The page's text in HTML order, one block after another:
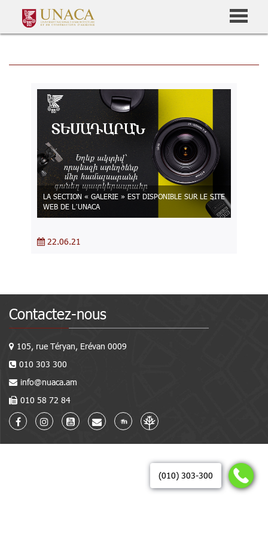
(010) 303-300
LA SECTION « GALERIE » EST DISPONIBLE SUR LE SITE
WEB DE L’UNACA
22.06.21
Contactez-nous
105, rue Téryan, Erévan 0009
010 303 300
info@nuaca.am
010 58 72 84